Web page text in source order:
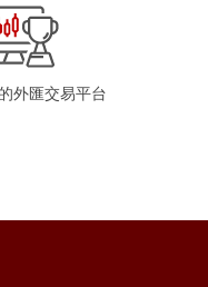
外匯交易平台